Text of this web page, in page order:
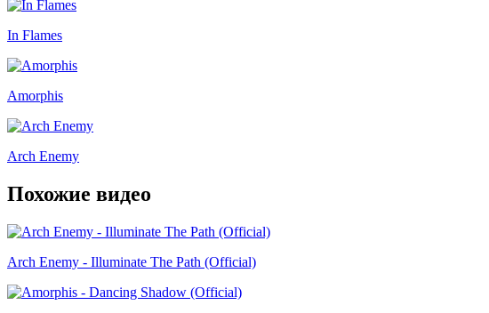
In Flames
Amorphis
Arch Enemy
Похожие видео
Arch Enemy - Illuminate The Path (Official)